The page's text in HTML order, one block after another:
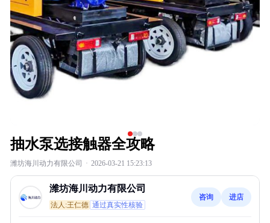
抽水泵选接触器全攻略
潍坊海川动力有限公司 · 2026-03-21 15:23:13
潍坊海川动力有限公司
法人:王仁德 通过真实性核验
咨询 进店